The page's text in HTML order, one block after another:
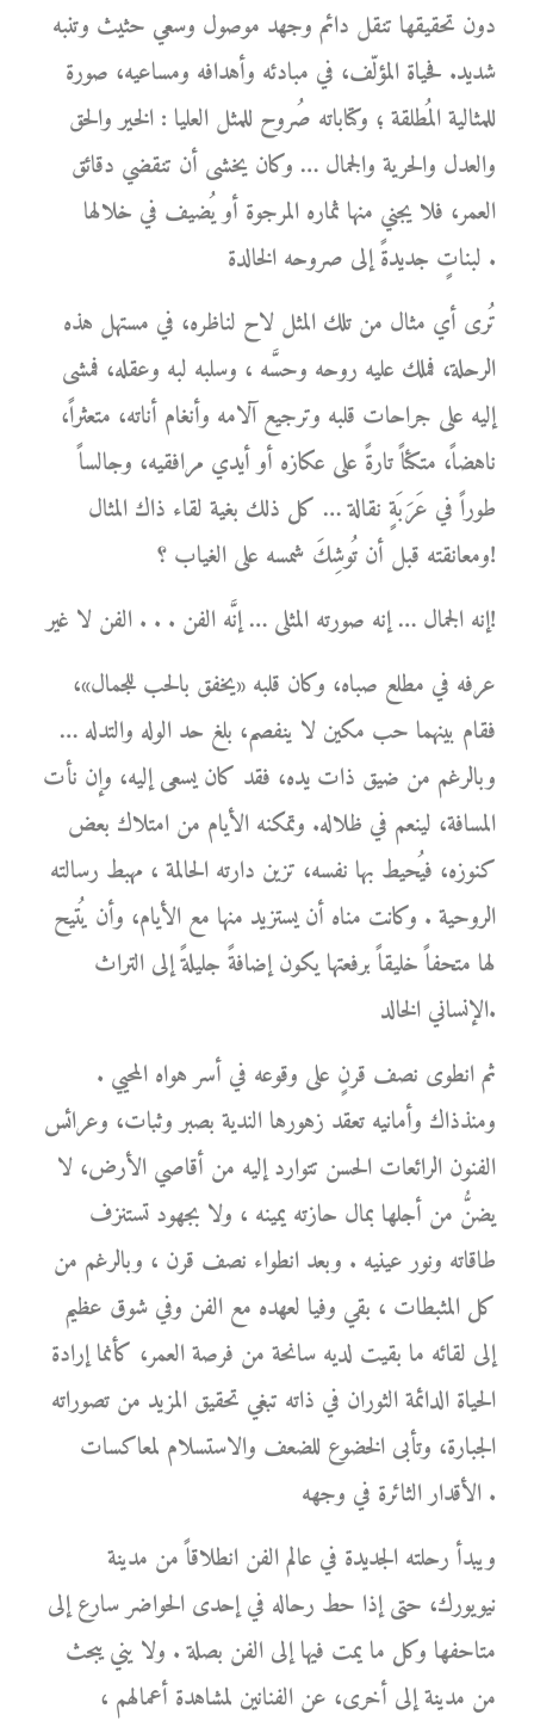
دون تحقيقها تنقل دائم وجهد موصول وسعي حثيث وتنبه
شديد. فحياة المؤلّف، في مبادئه وأهدافه ومساعيه، صورة
للمثالية المُطلقة ؛ وكتاباته صُروح للمثل العليا : الخير والحق
والعدل والحرية والجمال … وكان يخشى أن تنقضي دقائق
العمر، فلا يجني منها ثماره المرجوة أو يُضيف في خلالها
لبناتٍ جديدةً إلى صروحه الخالدة .
تُرى أي مثال من تلك المثل لاح لناظره، في مستهل هذه
الرحلة، فملك عليه روحه وحسَّه ، وسلبه لبه وعقله، فمشى
إليه على جراحات قلبه وترجيع آلامه وأنغام أناته، متعثراً،
ناهضاً، متكئاً تارةً على عكازه أو أيدي مرافقيه، وجالساً
طوراً في عَرَبَةٍ نقالة … كل ذلك بغية لقاء ذاك المثال
ومعانقته قبل أن تُوشِكَ شمسه على الغياب ؟!
إنه الجمال … إنه صورته المثلى … إنَّه الفن . . . الفن لا غير!
عرفه في مطلع صباه، وكان قلبه «يخفق بالحب للجمال»،
فقام بينهما حب مكين لا ينفصم، بلغ حد الوله والتدله …
وبالرغم من ضيق ذات يده، فقد كان يسعى إليه، وإن نأت
المسافة، لينعم في ظلاله. وتمكنه الأيام من امتلاك بعض
كنوزه، فيُحيط بها نفسه، تزين دارته الحالمة ، مهبط رسالته
الروحية . وكانت مناه أن يستزيد منها مع الأيام، وأن يُتيح
لها متحفاً خليقاً برفعتها يكون إضافةً جليلةً إلى التراث
الإنساني الخالد.
ثم انطوى نصف قرنٍ على وقوعه في أسر هواه المحيي .
ومنذذاك وأمانيه تعقد زهورها الندية بصبر وثبات، وعرائس
الفنون الرائعات الحسن تتوارد إليه من أقاصي الأرض، لا
يضنُّ من أجلها بمال حازته يمينه ، ولا بجهود تستنزف
طاقاته ونور عينيه . وبعد انطواء نصف قرن ، وبالرغم من
كل المثبطات ، بقي وفيا لعهده مع الفن وفي شوق عظيم
إلى لقائه ما بقيت لديه سانحة من فرصة العمر، كأنما إرادة
الحياة الدائمة الثوران في ذاته تبغي تحقيق المزيد من تصوراته
الجبارة، وتأبى الخضوع للضعف والاستسلام لمعاكسات
الأقدار الثائرة في وجهه .
ويبدأ رحلته الجديدة في عالم الفن انطلاقاً من مدينة
نيويورك، حتى إذا حط رحاله في إحدى الحواضر سارع إلى
متاحفها وكل ما يمت فيها إلى الفن بصلة . ولا يني يبحث
من مدينة إلى أخرى، عن الفنانين لمشاهدة أعمالهم ،